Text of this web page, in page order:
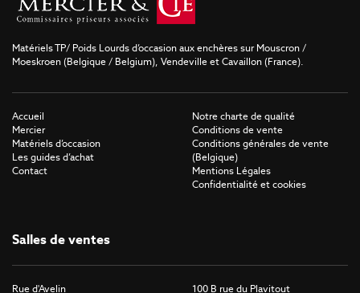
Matériels TP/ Poids Lourds d’occasion aux enchères sur Mouscron /
Moeskroen (Belgique / Belgium), Vendeville et Cavaillon (France).
Accueil
Mercier
Matériels d’occasion
Les guides d’achat
Contact
Notre charte de qualité
Conditions de vente
Conditions générales de vente
(Belgique)
Mentions Légales
Confidentialité et cookies
Salles de ventes
Rue d'Avelin
100 B rue du Plavitout